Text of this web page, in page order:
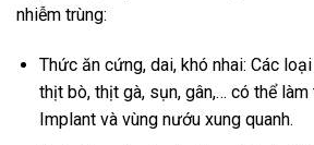
nhiễm trùng:
Thức ăn cứng, dai, khó nhai: Các
thịt bò, thịt gà, sụn, gân,… có thể
Implant và vùng nướu xung quanh.